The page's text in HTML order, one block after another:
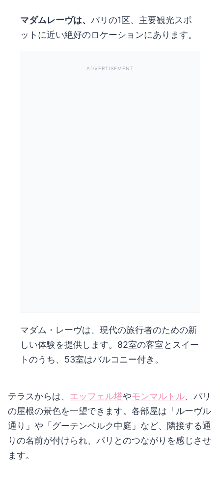
マダムレーヴは、 パリの1区、主要観光スポ
ットに近い絶好のロケーションにあります。
ADVERTISEMENT
マダム・レーヴは、現代の旅行者のための新
しい体験を提供します。82室の客室とスイー
トのうち、53室はバルコニー付き。
テラスからは、 エッフェル塔やモンマルトル、パリ
の屋根の景色を一望できます。各部屋は「ルーヴル
通り」や「グーテンベルク中庭」など、隣接する通
りの名前が付けられ、パリとのつながりを感じさせ
ます。